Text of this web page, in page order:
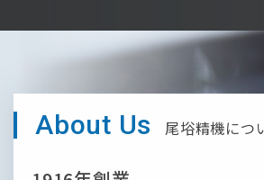
About Us 尾﨏精機につ